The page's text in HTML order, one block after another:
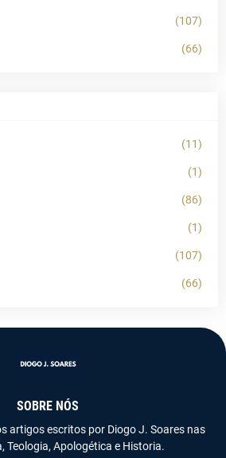
(107)
(66)
(11)
(1)
(86)
(1)
(107)
(66)
SOBRE NÓS
artigos escritos por Diogo J. Soares nas
Teologia, Apologética e Historia.